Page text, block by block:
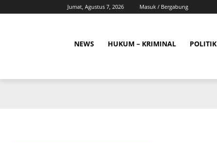
Jumat, Agustus 7, 2026 Masuk / Bergabung
NEWS HUKUM – KRIMINAL POLITIK